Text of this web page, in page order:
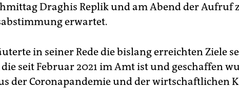
Draghis Replik und am Abend der Aufruf
erwartet.
in seiner Rede die bislang erreichten Ziele
seit Februar 2021 im Amt ist und geschaffen
der Coronapandemie und der wirtschaftlichen